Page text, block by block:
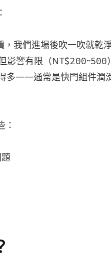
，我們進場後吹一吹就乾
影響有限（NT$200~500
多——通常是快門組件潤
：